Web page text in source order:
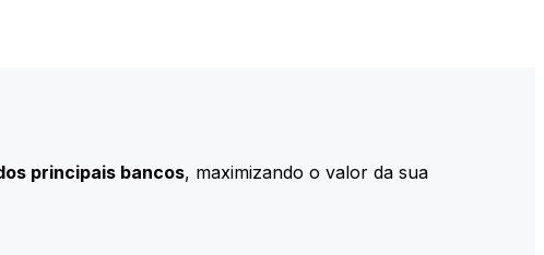
principais bancos, maximizando o valor da sua